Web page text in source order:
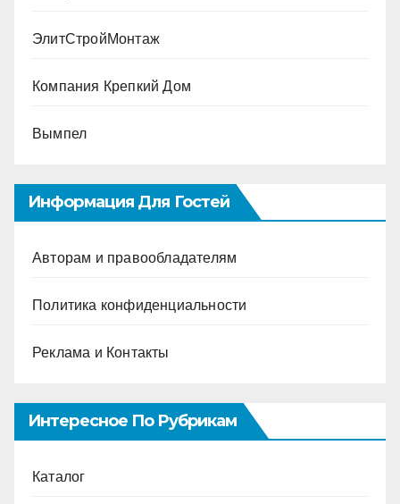
ЭлитСтройМонтаж
Компания Крепкий Дом
Вымпел
Информация Для Гостей
Авторам и правообладателям
Политика конфиденциальности
Реклама и Контакты
Интересное По Рубрикам
Каталог